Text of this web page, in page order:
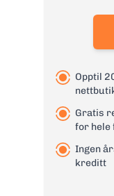
bank:
Gebyr
Opptil
Gratis
for hele
Ingen
kreditt